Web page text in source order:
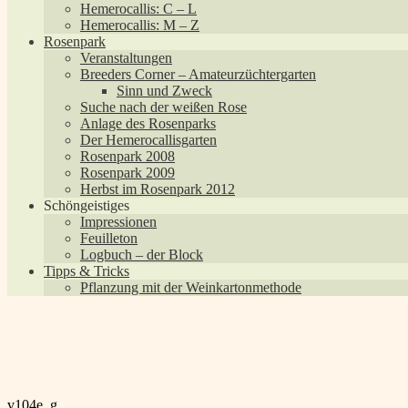
Hemerocallis: C – L
Hemerocallis: M – Z
Rosenpark
Veranstaltungen
Breeders Corner – Amateurzüchtergarten
Sinn und Zweck
Suche nach der weißen Rose
Anlage des Rosenparks
Der Hemerocallisgarten
Rosenpark 2008
Rosenpark 2009
Herbst im Rosenpark 2012
Schöngeistiges
Impressionen
Feuilleton
Logbuch – der Block
Tipps & Tricks
Pflanzung mit der Weinkartonmethode
Vorheriger
v104e_g